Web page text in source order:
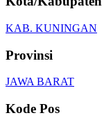
KAB. KUNINGAN
Provinsi
JAWA BARAT
Kode Pos